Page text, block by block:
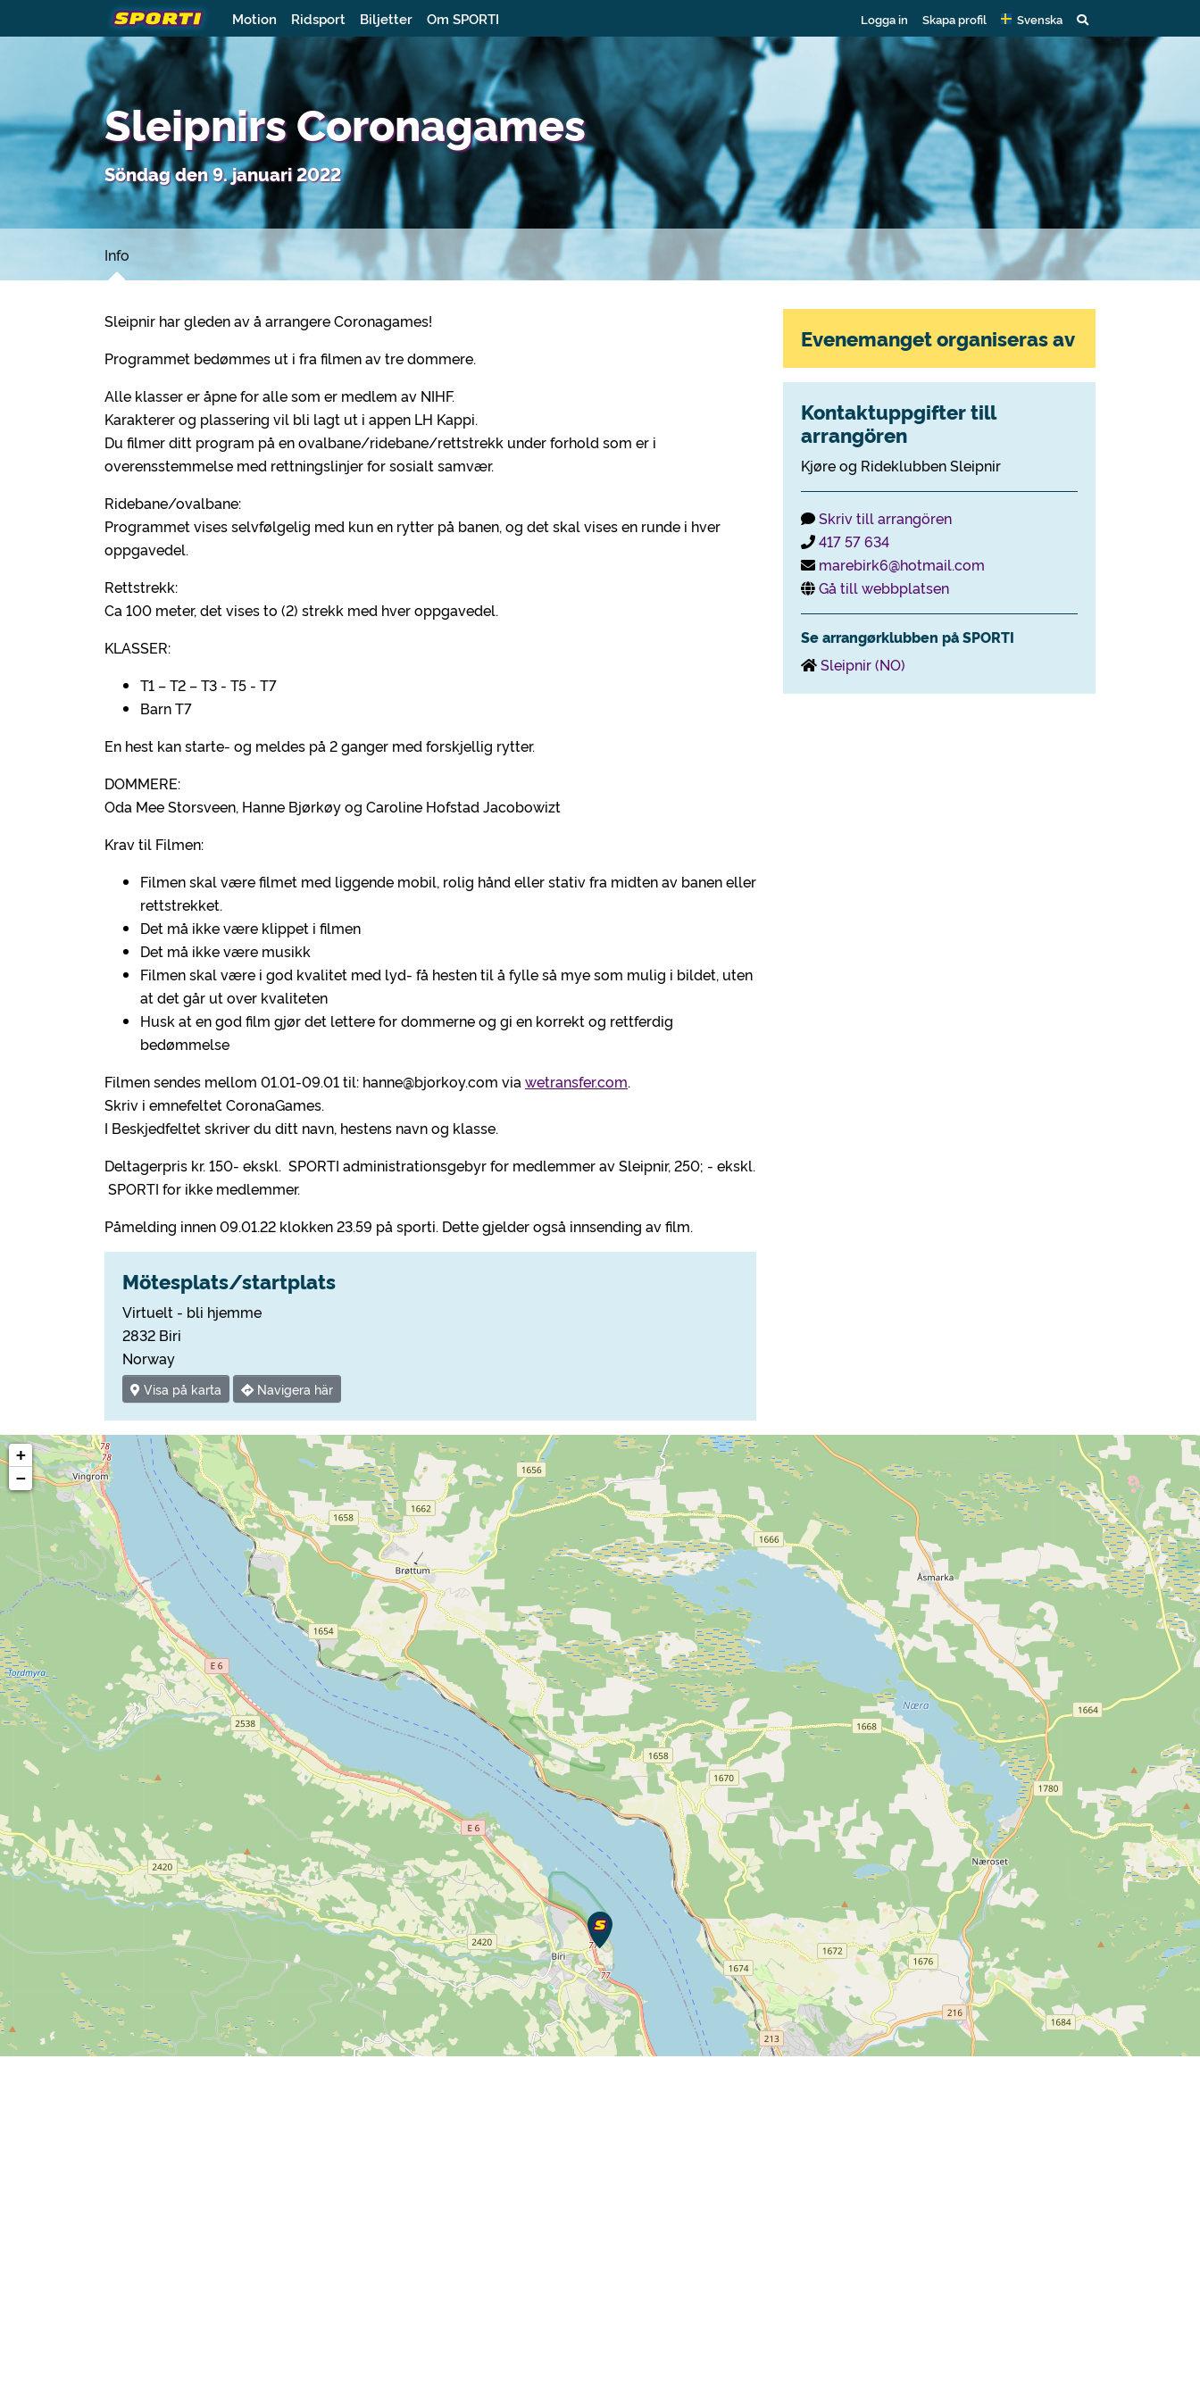
Motion Ridsport Biljetter Om SPORTI Logga in Skapa profil Svenska
Sleipnirs Coronagames
Söndag den 9. januari 2022
Info
Sleipnir har gleden av å arrangere Coronagames!
Programmet bedømmes ut i fra filmen av tre dommere.
Alle klasser er åpne for alle som er medlem av NIHF.
Karakterer og plassering vil bli lagt ut i appen LH Kappi.
Du filmer ditt program på en ovalbane/ridebane/rettstrekk under forhold som er i
overensstemmelse med rettningslinjer for sosialt samvær.
Ridebane/ovalbane:
Programmet vises selvfølgelig med kun en rytter på banen, og det skal vises en runde i hver
oppgavedel.
Rettstrekk:
Ca 100 meter, det vises to (2) strekk med hver oppgavedel.
KLASSER:
T1 – T2 – T3 - T5 - T7
Barn T7
En hest kan starte- og meldes på 2 ganger med forskjellig rytter.
DOMMERE:
Oda Mee Storsveen, Hanne Bjørkøy og Caroline Hofstad Jacobowizt
Krav til Filmen:
Filmen skal være filmet med liggende mobil, rolig hånd eller stativ fra midten av banen eller
rettstrekket.
Det må ikke være klippet i filmen
Det må ikke være musikk
Filmen skal være i god kvalitet med lyd- få hesten til å fylle så mye som mulig i bildet, uten
at det går ut over kvaliteten
Husk at en god film gjør det lettere for dommerne og gi en korrekt og rettferdig
bedømmelse
Filmen sendes mellom 01.01-09.01 til: hanne@bjorkoy.com via wetransfer.com.
Skriv i emnefeltet CoronaGames.
I Beskjedfeltet skriver du ditt navn, hestens navn og klasse.
Deltagerpris kr. 150- ekskl. SPORTI administrationsgebyr for medlemmer av Sleipnir, 250; - ekskl.
SPORTI for ikke medlemmer.
Påmelding innen 09.01.22 klokken 23.59 på sporti. Dette gjelder også innsending av film.
Mötesplats/startplats
Virtuelt - bli hjemme
2832 Biri
Norway
Visa på karta Navigera här
Evenemanget organiseras av
Kontaktuppgifter till
arrangören
Kjøre og Rideklubben Sleipnir
Skriv till arrangören
417 57 634
marebirk6@hotmail.com
Gå till webbplatsen
Se arrangørklubben på SPORTI
Sleipnir (NO)
+
−